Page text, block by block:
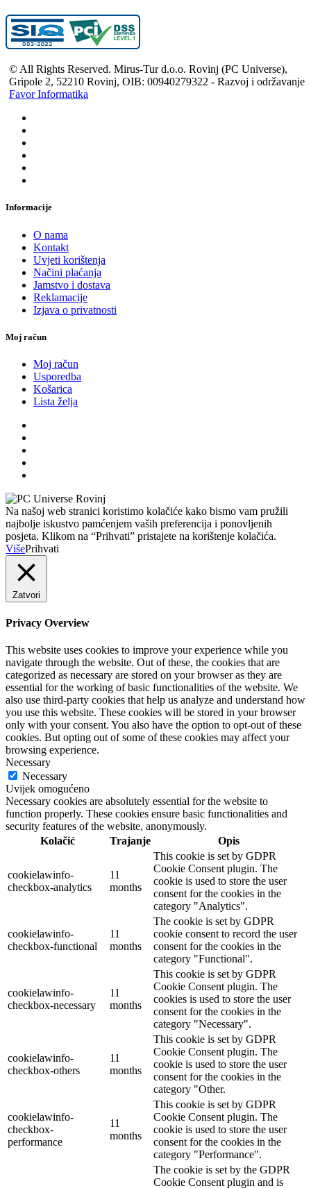
© All Rights Reserved. Mirus-Tur d.o.o. Rovinj (PC Universe),
Gripole 2, 52210 Rovinj, OIB: 00940279322 - Razvoj i održavanje
Favor Informatika
Informacije
O nama
Kontakt
Uvjeti korištenja
Načini plaćanja
Jamstvo i dostava
Reklamacije
Izjava o privatnosti
Moj račun
Moj račun
Usporedba
Košarica
Lista želja
Na našoj web stranici koristimo kolačiće kako bismo vam pružili
najbolje iskustvo pamćenjem vaših preferencija i ponovljenih
posjeta. Klikom na “Prihvati” pristajete na korištenje kolačića.
VišePrihvati
Zatvori
Privacy Overview
This website uses cookies to improve your experience while you
navigate through the website. Out of these, the cookies that are
categorized as necessary are stored on your browser as they are
essential for the working of basic functionalities of the website. We
also use third-party cookies that help us analyze and understand how
you use this website. These cookies will be stored in your browser
only with your consent. You also have the option to opt-out of these
cookies. But opting out of some of these cookies may affect your
browsing experience.
Necessary
Necessary
Uvijek omogućeno
Necessary cookies are absolutely essential for the website to
function properly. These cookies ensure basic functionalities and
security features of the website, anonymously.
Kolačić
Trajanje Opis
cookielawinfo-
checkbox-analytics
11
months
This cookie is set by GDPR
Cookie Consent plugin. The
cookie is used to store the user
consent for the cookies in the
category "Analytics".
cookielawinfo-
checkbox-functional
11
months
The cookie is set by GDPR
cookie consent to record the user
consent for the cookies in the
category "Functional".
cookielawinfo-
checkbox-necessary
11
months
This cookie is set by GDPR
Cookie Consent plugin. The
cookies is used to store the user
consent for the cookies in the
category "Necessary".
cookielawinfo-
checkbox-others
11
months
This cookie is set by GDPR
Cookie Consent plugin. The
cookie is used to store the user
consent for the cookies in the
category "Other.
cookielawinfo-
checkbox-
performance
11
months
This cookie is set by GDPR
Cookie Consent plugin. The
cookie is used to store the user
consent for the cookies in the
category "Performance".
The cookie is set by the GDPR
Cookie Consent plugin and is